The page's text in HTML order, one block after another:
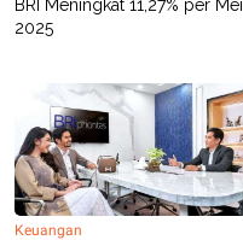
BRI Meningkat 11,27% per Mei
2025
Keuangan